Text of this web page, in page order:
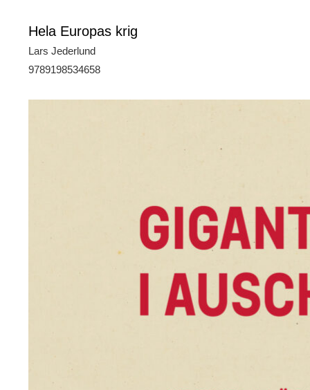
Hela Europas krig
Lars Jederlund
9789198534658